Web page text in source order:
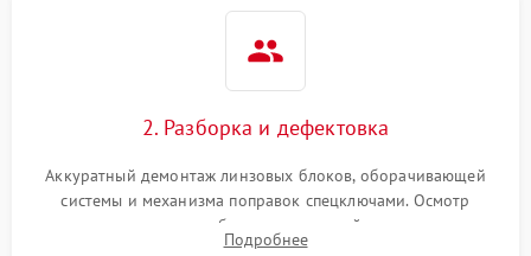
2. Разборка и дефектовка
Аккуратный демонтаж линзовых блоков, оборачивающей
системы и механизма поправок спецключами. Осмотр
внутренних резьбовых соединений, пружин и
уплотнительных колец. Поиск причин люфта, смещения
Подробнее